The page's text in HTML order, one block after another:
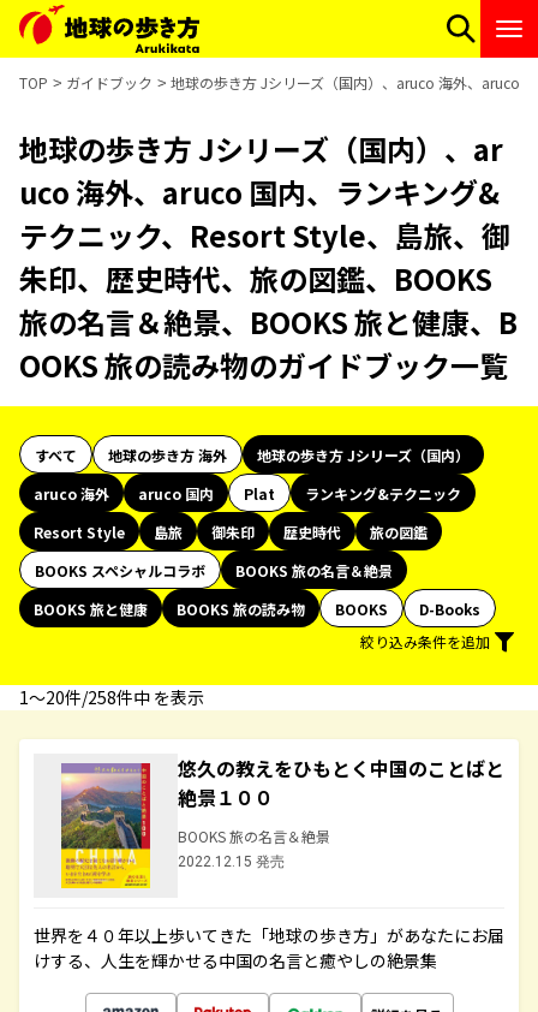
TOP ガイドブック 地球の歩き方 Jシリーズ（国内）、aruco 海外、aruco
地球の歩き方 Jシリーズ（国内）、ar
uco 海外、aruco 国内、ランキング&
テクニック、Resort Style、島旅、御
朱印、歴史時代、旅の図鑑、BOOKS
旅の名言＆絶景、BOOKS 旅と健康、B
OOKS 旅の読み物のガイドブック一覧
すべて 地球の歩き方 海外
地球の歩き方 Jシリーズ（国内）
aruco 海外
aruco 国内 Plat
ランキング&テクニック
Resort Style
島旅 御朱印 歴史時代
旅の図鑑
BOOKS スペシャルコラボ
BOOKS 旅の名言＆絶景
BOOKS 旅と健康
BOOKS 旅の読み物 BOOKS
D-Books
絞り込み条件を追加
1〜20件/258件中 を表示
悠久の教えをひもとく中国のことばと
絶景１００
BOOKS 旅の名言＆絶景
2022.12.15 発売
世界を４０年以上歩いてきた「地球の歩き方」があなたにお届
けする、人生を輝かせる中国の名言と癒やしの絶景集